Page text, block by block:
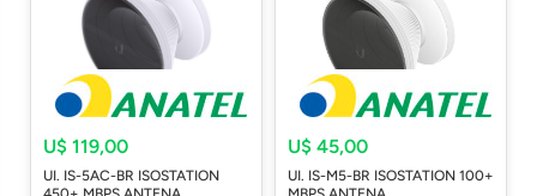
U$ 119,00
UI. IS-5AC-BR ISOSTATION
U$ 45,00
UI. IS-M5-BR ISOSTATION 100+